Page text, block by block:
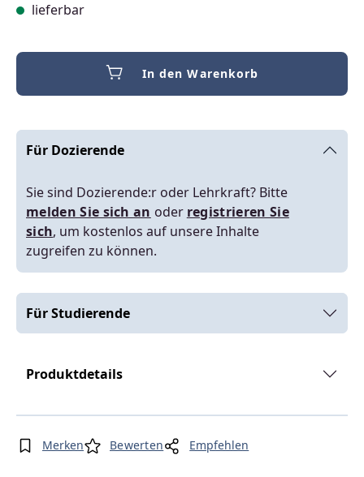
lieferbar
In den Warenkorb
Für Dozierende
Sie sind Dozierende:r oder Lehrkraft? Bitte
melden Sie sich an oder registrieren Sie
sich, um kostenlos auf unsere Inhalte
zugreifen zu können.
Für Studierende
Produktdetails
Merken Bewerten Empfehlen